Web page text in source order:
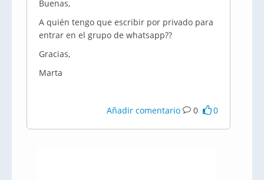
Buenas,
A quién tengo que escribir por privado para
entrar en el grupo de whatsapp??
Gracias,
Marta
Añadir comentario 0 0